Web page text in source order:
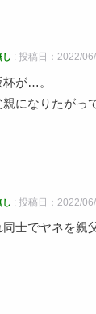
し : 投稿日：2022/
が…。
になりたがっ
し : 投稿日：2022/
士でヤネを親